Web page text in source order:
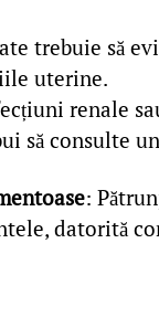
trebuie să
uterine.
renale
să consulte
:
datorită